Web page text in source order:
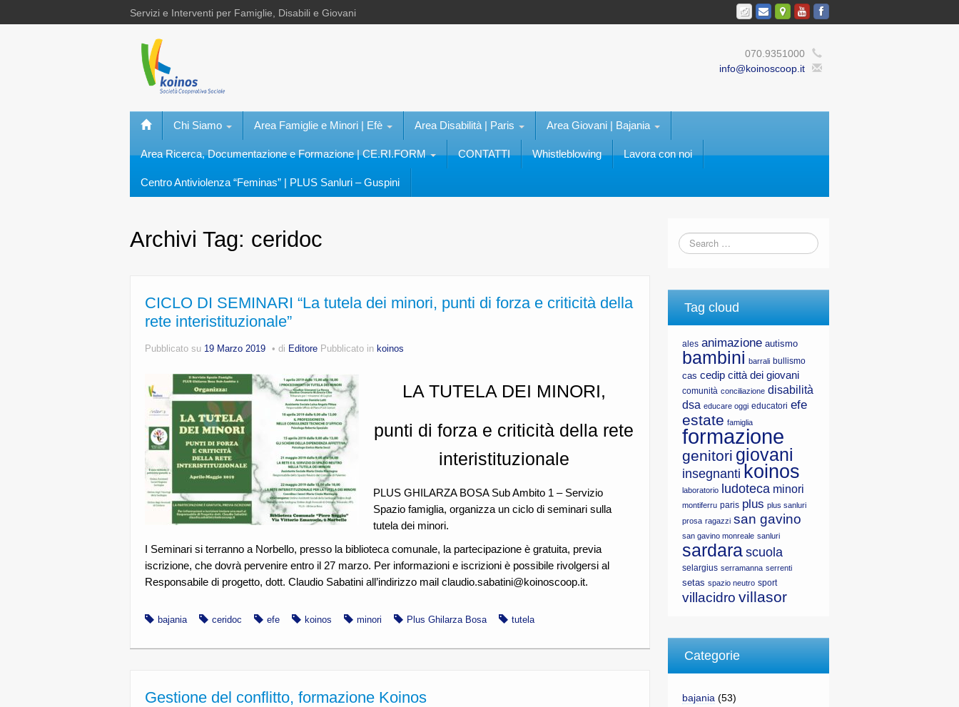
Servizi e Interventi per Famiglie, Disabili e Giovani
070.9351000
info@koinoscoop.it
Chi Siamo Area Famiglie e Minori | Efè Area Disabilità | Paris Area Giovani | Bajania
Area Ricerca, Documentazione e Formazione | CE.RI.FORM CONTATTI Whistleblowing Lavora con noi
Centro Antiviolenza “Feminas” | PLUS Sanluri – Guspini
Archivi Tag: ceridoc
CICLO DI SEMINARI “La tutela dei minori, punti di forza e criticità della
rete interistituzionale”
Pubblicato su 19 Marzo 2019 di Editore Pubblicato in koinos
LA TUTELA DEI MINORI,
punti di forza e criticità della rete
interistituzionale
PLUS GHILARZA BOSA Sub Ambito 1 – Servizio
Spazio famiglia, organizza un ciclo di seminari sulla
tutela dei minori.
I Seminari si terranno a Norbello, presso la biblioteca comunale, la partecipazione è gratuita, previa
iscrizione, che dovrà pervenire entro il 27 marzo. Per informazioni e iscrizioni è possibile rivolgersi al
Responsabile di progetto, dott. Claudio Sabatini all’indirizzo mail claudio.sabatini@koinoscoop.it.
bajania ceridoc efe koinos minori Plus Ghilarza Bosa tutela
Gestione del conflitto, formazione Koinos
Tag cloud
ales animazione autismo
bambini barrali bullismo
cas cedip città dei giovani
comunità conciliazione disabilità
dsa educare oggi educatori efe
estate famiglia
formazione
genitori giovani
insegnanti koinos
laboratorio ludoteca minori
montiferru paris plus plus sanluri
prosa ragazzi san gavino
san gavino monreale sanluri
sardara scuola
selargius serramanna serrenti
setas spazio neutro sport
villacidro villasor
Categorie
bajania (53)